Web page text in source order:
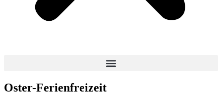
Oster-Ferienfreizeit